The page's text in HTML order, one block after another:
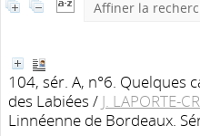
Affiner la
104, sér. A, n°6. Quelques
des Labiées / J. LAPORTE-
Linnéenne de Bordeaux.